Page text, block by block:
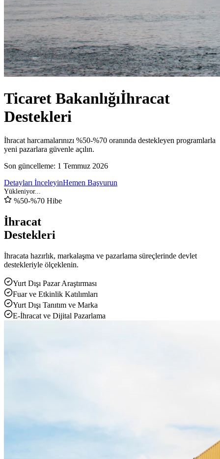
Ticaret Bakanlığıİhracat
Destekleri
İhracat harcamalarınızı %50-%70 oranında destekleyen programlarla
yeni pazarlara güvenle açılın.
Son güncelleme: 1 Temmuz 2026
Detayları İnceleyinHemen Başvurun
%50-%70 Hibe
İhracat
Destekleri
İhracata hazırlık, markalaşma ve pazarlama süreçlerinde devlet
destekleriyle ölçeklenin.
Yurt Dışı Pazar Araştırması
Fuar ve Etkinlik Katılımları
Yurt Dışı Tanıtım ve Marka
E-İhracat ve Dijital Pazarlama